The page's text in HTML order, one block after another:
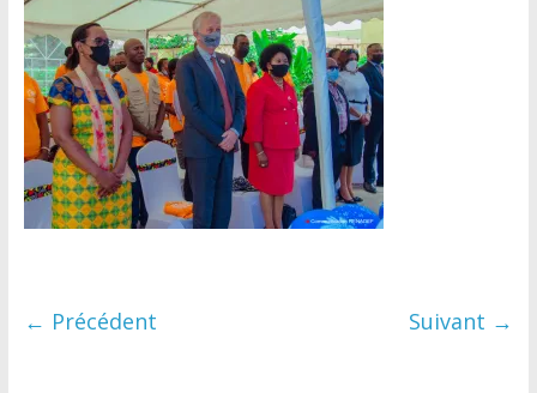
← Précédent Suivant →